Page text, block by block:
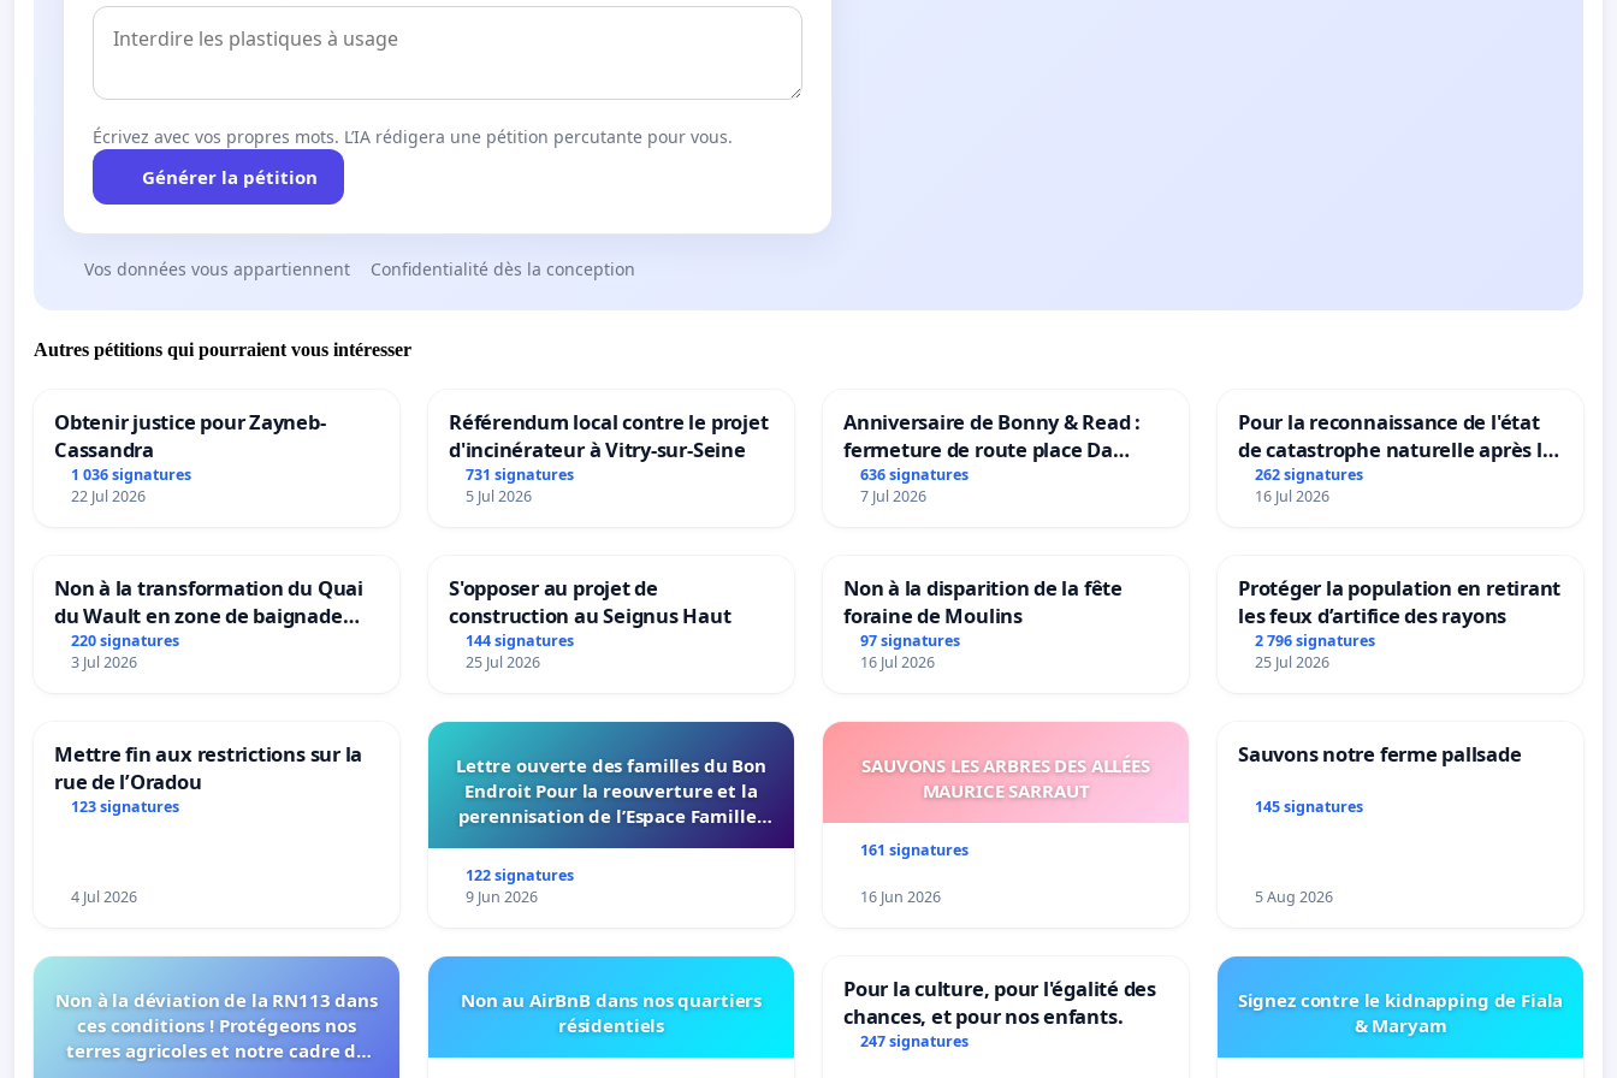
Écrivez avec vos propres mots. L’IA rédigera une pétition percutante pour vous.
Générer la pétition
Vos données vous appartiennent Confidentialité dès la conception
Autres pétitions qui pourraient vous intéresser
Obtenir justice pour Zayneb-
Cassandra
1 036 signatures
22 Jul 2026
Référendum local contre le projet
d'incinérateur à Vitry-sur-Seine
731 signatures
5 Jul 2026
Anniversaire de Bonny & Read :
fermeture de route place Da
Maya M
636 signatures
7 Jul 2026
Pour la reconnaissance de l'état
de catastrophe naturelle après la
grêle du 15 juillet 2026 à Aubenas
et ses alentours
262 signatures
16 Jul 2026
Non à la transformation du Quai
du Wault en zone de baignade
urbaine
220 signatures
3 Jul 2026
S'opposer au projet de
construction au Seignus Haut
144 signatures
25 Jul 2026
Non à la disparition de la fête
foraine de Moulins
97 signatures
16 Jul 2026
Protéger la population en retirant
les feux d’artifice des rayons
2 796 signatures
25 Jul 2026
Mettre fin aux restrictions sur la
rue de l’Oradou
123 signatures
4 Jul 2026
Lettre ouverte des familles du Bon
Endroit Pour la reouverture et la
perennisation de l’Espace Familles
122 signatures
9 Jun 2026
SAUVONS LES ARBRES DES ALLÉES
MAURICE SARRAUT
161 signatures
16 Jun 2026
Sauvons notre ferme pallsade
145 signatures
5 Aug 2026
Non à la déviation de la RN113 dans
ces conditions ! Protégeons nos
terres agricoles et notre cadre de
Non au AirBnB dans nos quartiers
résidentiels
Pour la culture, pour l'égalité des
chances, et pour nos enfants.
247 signatures
Signez contre le kidnapping de Fiala
& Maryam